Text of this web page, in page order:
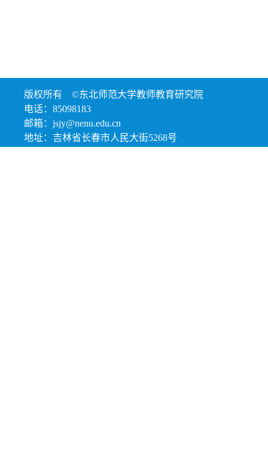
版权所有 ©东北师范大学教师教育研究院
电话：85098183
邮箱：jsjy@nenu.edu.cn
地址：吉林省长春市人民大街5268号